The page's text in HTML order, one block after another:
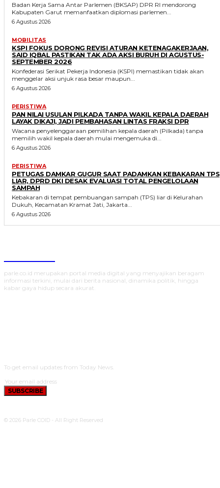
Badan Kerja Sama Antar Parlemen (BKSAP) DPR RI mendorong
Kabupaten Garut memanfaatkan diplomasi parlemen...
6 Agustus 2026
MOBILITAS
KSPI FOKUS DORONG REVISI ATURAN KETENAGAKERJAAN,
SAID IQBAL PASTIKAN TAK ADA AKSI BURUH DI AGUSTUS-
SEPTEMBER 2026
Konfederasi Serikat Pekerja Indonesia (KSPI) memastikan tidak akan
menggelar aksi unjuk rasa besar maupun...
6 Agustus 2026
PERISTIWA
PAN NILAI USULAN PILKADA TANPA WAKIL KEPALA DAERAH
LAYAK DIKAJI, JADI PEMBAHASAN LINTAS FRAKSI DPR
Wacana penyelenggaraan pemilihan kepala daerah (Pilkada) tanpa
memilih wakil kepala daerah mulai mengemuka di...
6 Agustus 2026
PERISTIWA
PETUGAS DAMKAR GUGUR SAAT PADAMKAN KEBAKARAN TPS
LIAR, DPRD DKI DESAK EVALUASI TOTAL PENGELOLAAN
SAMPAH
Kebakaran di tempat pembuangan sampah (TPS) liar di Kelurahan
Dukuh, Kecamatan Kramat Jati, Jakarta...
6 Agustus 2026
parle.co.id merupakan portal media digital yang menyajikan beragam
informasi terkini, mulai dari berita nasional, dinamika politik, hingga
kabar gaya hidup secara akurat.
To get email updates from Today News.
SUBSCRIBE
© 2026 Parle COID - All Right Reserved